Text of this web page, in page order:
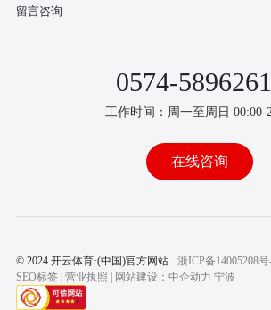
留言咨询
0574-
工作时间：周一至周日 00:00-
在线咨询
© 2024 开云体育·(中国)官方网站
浙ICP备14005208号
SEO标签| 营业执照 | 网站建设：中企动力 宁波